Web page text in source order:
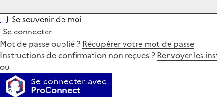
Se souvenir de moi
Se connecter
Mot de passe oublié ? Récupérer votre mot de passe
Instructions de confirmation non reçues ? Renvoyer les
ou
Se connecter avec
ProConnect